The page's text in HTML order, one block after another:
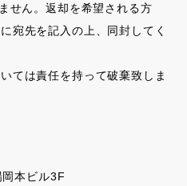
せん。返却を希望される方
宛先を記入の上、同封してく
ては責任を持って破棄致しま
本ビル3F